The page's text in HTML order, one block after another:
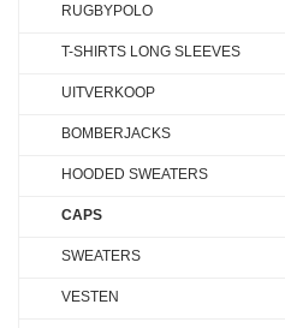
RUGBYPOLO
T-SHIRTS LONG SLEEVES
UITVERKOOP
BOMBERJACKS
HOODED SWEATERS
CAPS
SWEATERS
VESTEN